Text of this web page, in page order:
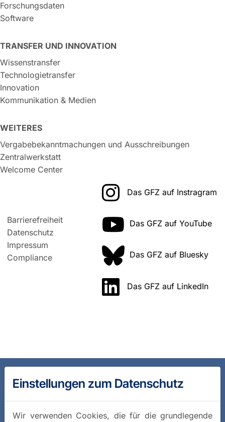
Forschungsdaten
Software
TRANSFER UND INNOVATION
Wissenstransfer
Technologietransfer
Innovation
Kommunikation & Medien
WEITERES
Vergabebekanntmachungen und Ausschreibungen
Zentralwerkstatt
Welcome Center
Barrierefreiheit
Datenschutz
Impressum
Compliance
Das GFZ auf Instragram
Das GFZ auf YouTube
Das GFZ auf Bluesky
Das GFZ auf LinkedIn
Einstellungen zum Datenschutz
Wir verwenden Cookies, die für die grundlegende